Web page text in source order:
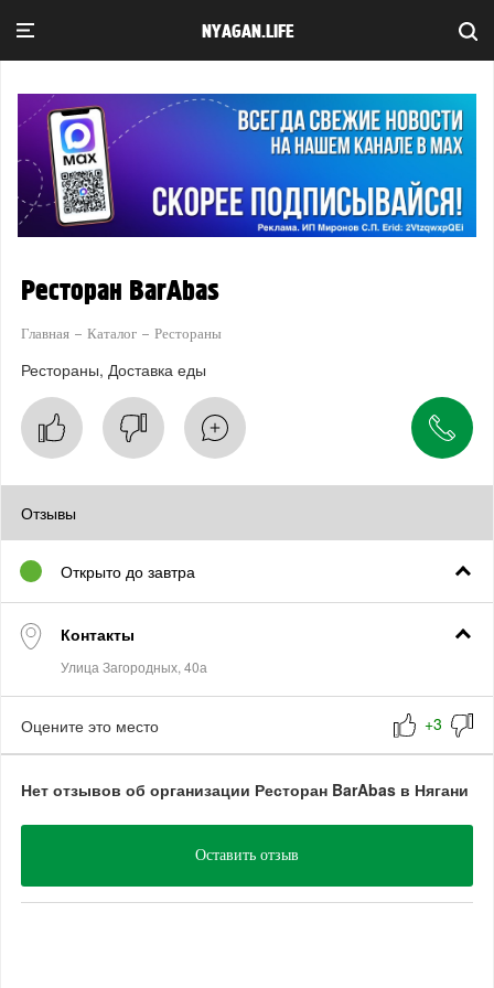
NYAGAN.LIFE
Ресторан BarAbas
Главная Каталог Рестораны
Рестораны Доставка еды
Отзывы
Открыто до завтра
Контакты
Оцените это место
Нет отзывов об организации Ресторан BarAbas в Нягани
Оставить отзыв